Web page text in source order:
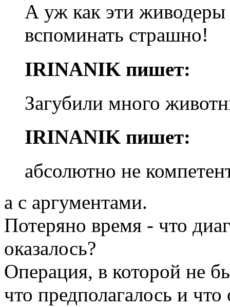
А уж как эти живодеры
вспоминать страшно!
IRINANIK пишет:
Загубили много
IRINANIK пишет:
абсолютно не
а с аргументами.
Потеряно время - что
оказалось?
Операция, в которой не
что предполагалось и что